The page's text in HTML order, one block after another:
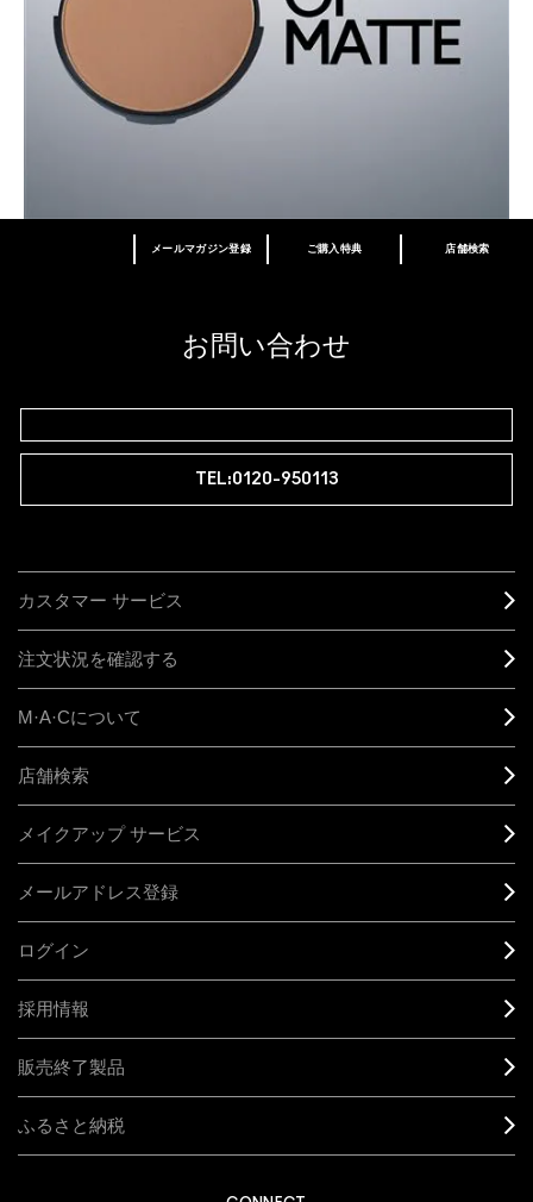
あなたはM･A･Cラバー ロイヤリティ プログ
登録後の初回購入時に10%OFF
メールマガジン登録 ご購入特典 店舗検索
お問い合わせ
TEL:0120-950113
カスタマー サービス
注文状況を確認する
M·A·Cについて
店舗検索
メイクアップ サービス
メールアドレス登録
ログイン
採用情報
販売終了製品
ふるさと納税